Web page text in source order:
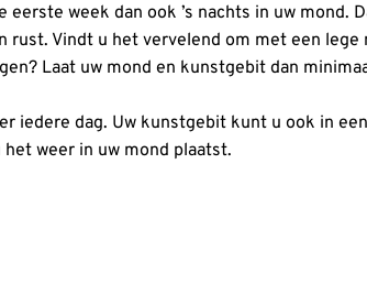
week dan ook ’s nachts in uw mond.
Vindt u het vervelend om met een lege
Laat uw mond en kunstgebit dan
iedere dag. Uw kunstgebit kunt u ook in
weer in uw mond plaatst.